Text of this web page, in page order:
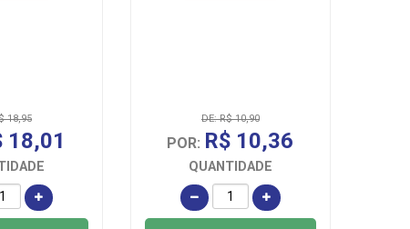
18,95
18,01
DE: R$ 10,90
POR: R$ 10,36
QUANTIDADE